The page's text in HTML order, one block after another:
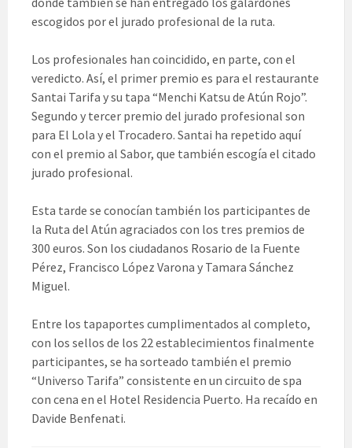
escogidos por el jurado profesional de la ruta.
Los profesionales han coincidido, en parte, con el
veredicto. Así, el primer premio es para el restaurante
Santai Tarifa y su tapa “Menchi Katsu de Atún Rojo”.
Segundo y tercer premio del jurado profesional son
para El Lola y el Trocadero. Santai ha repetido aquí
con el premio al Sabor, que también escogía el citado
jurado profesional.
Esta tarde se conocían también los participantes de
la Ruta del Atún agraciados con los tres premios de
300 euros. Son los ciudadanos Rosario de la Fuente
Pérez, Francisco López Varona y Tamara Sánchez
Miguel.
Entre los tapaportes cumplimentados al completo,
con los sellos de los 22 establecimientos finalmente
participantes, se ha sorteado también el premio
“Universo Tarifa” consistente en un circuito de spa
con cena en el Hotel Residencia Puerto. Ha recaído en
Davide Benfenati.